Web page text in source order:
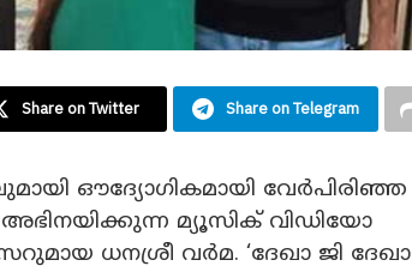
Share on Twitter Share on Telegram
ഔദ്യോഗികമായി വേർപിരിഞ്ഞ
അഭിനയിക്കുന്ന മ്യൂസിക് വിഡിയോ
ധനശ്രീ വർമ. ‘ദേഖാ ജി ദേഖാ